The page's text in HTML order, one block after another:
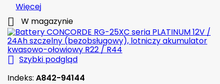
Więcej
 W magazynie
 Szybki podgląd
Indeks: A842-94144